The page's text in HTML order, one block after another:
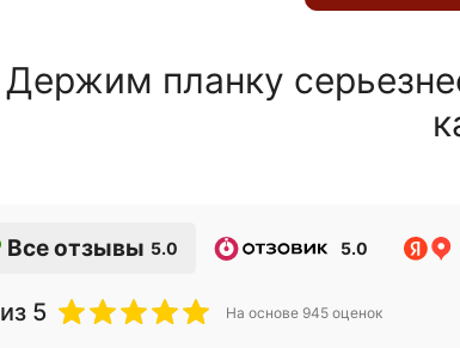
Держим планку
Все отзывы 5.0 5.0
из 5 На основе 945 оценок